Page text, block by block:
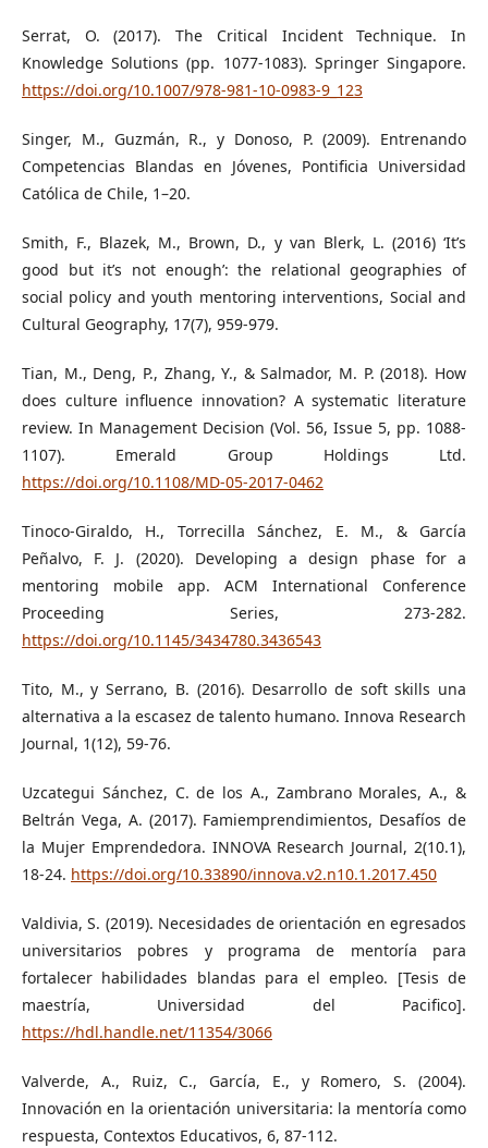
Serrat, O. (2017). The Critical Incident Technique. In
Knowledge Solutions (pp. 1077-1083). Springer Singapore.
https://doi.org/10.1007/978-981-10-0983-9_123
Singer, M., Guzmán, R., y Donoso, P. (2009). Entrenando
Competencias Blandas en Jóvenes, Pontificia Universidad
Católica de Chile, 1–20.
Smith, F., Blazek, M., Brown, D., y van Blerk, L. (2016) ‘It’s
good but it’s not enough’: the relational geographies of
social policy and youth mentoring interventions, Social and
Cultural Geography, 17(7), 959-979.
Tian, M., Deng, P., Zhang, Y., & Salmador, M. P. (2018). How
does culture influence innovation? A systematic literature
review. In Management Decision (Vol. 56, Issue 5, pp. 1088-
1107). Emerald Group Holdings Ltd.
https://doi.org/10.1108/MD-05-2017-0462
Tinoco-Giraldo, H., Torrecilla Sánchez, E. M., & García
Peñalvo, F. J. (2020). Developing a design phase for a
mentoring mobile app. ACM International Conference
Proceeding Series, 273-282.
https://doi.org/10.1145/3434780.3436543
Tito, M., y Serrano, B. (2016). Desarrollo de soft skills una
alternativa a la escasez de talento humano. Innova Research
Journal, 1(12), 59-76.
Uzcategui Sánchez, C. de los A., Zambrano Morales, A., &
Beltrán Vega, A. (2017). Famiemprendimientos, Desafíos de
la Mujer Emprendedora. INNOVA Research Journal, 2(10.1),
18-24. https://doi.org/10.33890/innova.v2.n10.1.2017.450
Valdivia, S. (2019). Necesidades de orientación en egresados
universitarios pobres y programa de mentoría para
fortalecer habilidades blandas para el empleo. [Tesis de
maestría, Universidad del Pacifico].
https://hdl.handle.net/11354/3066
Valverde, A., Ruiz, C., García, E., y Romero, S. (2004).
Innovación en la orientación universitaria: la mentoría como
respuesta, Contextos Educativos, 6, 87-112.